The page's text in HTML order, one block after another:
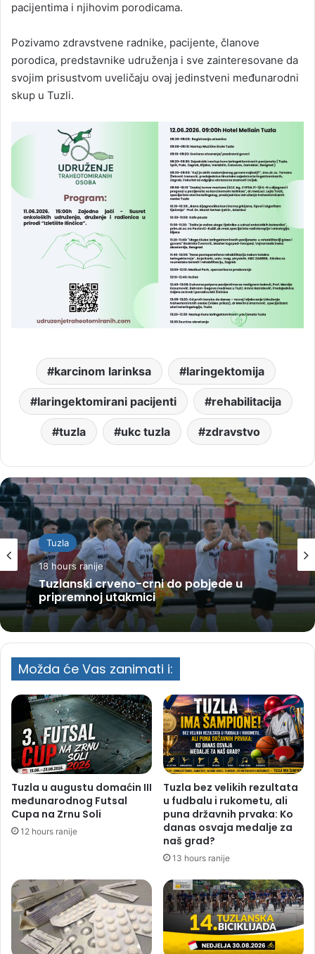
pacijentima i njihovim porodicama.
Pozivamo zdravstvene radnike, pacijente, članove
porodica, predstavnike udruženja i sve zainteresovane da
svojim prisustvom uveličaju ovaj jedinstveni međunarodni
skup u Tuzli.
karcinom larinksa laringektomija
laringektomirani pacijenti rehabilitacija
tuzla ukc tuzla zdravstvo
Tuzla
18 hours ranije
Tuzlanski crveno-crni do pobjede u
pripremnoj utakmici
Možda će Vas zanimati i:
Tuzla u augustu domaćin III
međunarodnog Futsal
Cupa na Zrnu Soli
12 hours ranije
Tuzla bez velikih rezultata
u fudbalu i rukometu, ali
puna državnih prvaka: Ko
danas osvaja medalje za
naš grad?
13 hours ranije